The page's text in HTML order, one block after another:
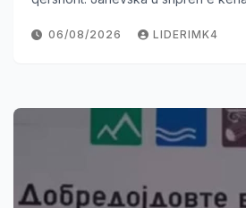
06/08/2026 LIDERIMK4